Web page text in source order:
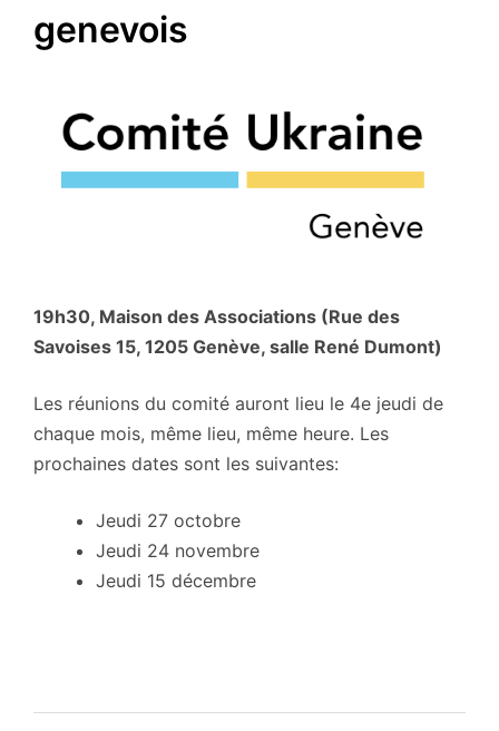
genevois
19h30, Maison des Associations (Rue des
Savoises 15, 1205 Genève, salle René Dumont)
Les réunions du comité auront lieu le 4e jeudi de
chaque mois, même lieu, même heure. Les
prochaines dates sont les suivantes:
Jeudi 27 octobre
Jeudi 24 novembre
Jeudi 15 décembre